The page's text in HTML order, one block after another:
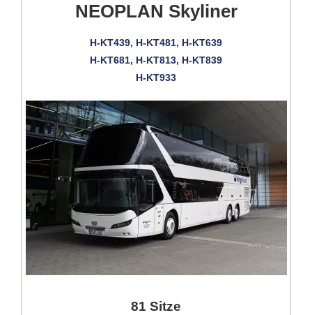
NEOPLAN Skyliner
H-KT439, H-KT481, H-KT639
H-KT681, H-KT813, H-KT839
H-KT933
81 Sitze